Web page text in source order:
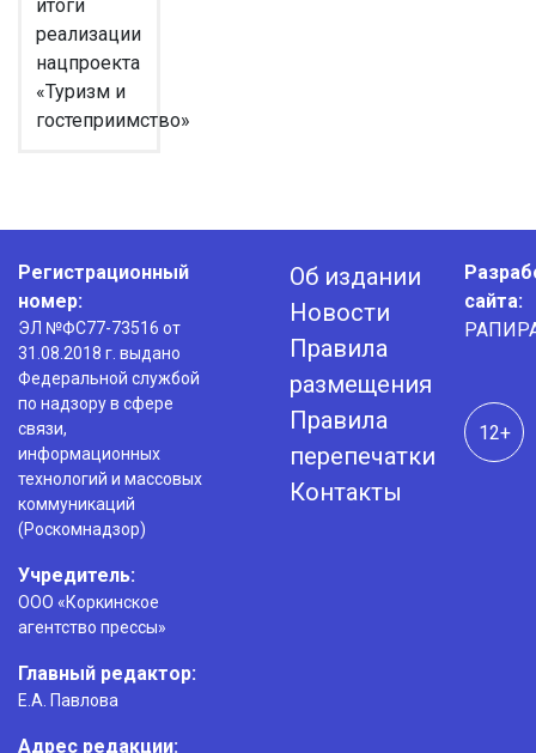
итоги
реализации
нацпроекта
«Туризм и
гостеприимство»
Регистрационный
номер:
ЭЛ №ФС77-73516 от
31.08.2018 г. выдано
Федеральной службой
по надзору в сфере
связи,
информационных
технологий и массовых
коммуникаций
(Роскомнадзор)
Учредитель:
ООО «Коркинское
агентство прессы»
Главный редактор:
Е.А. Павлова
Адрес редакции:
Об издании
Новости
Правила
размещения
Правила
перепечатки
Контакты
сайта:
12+